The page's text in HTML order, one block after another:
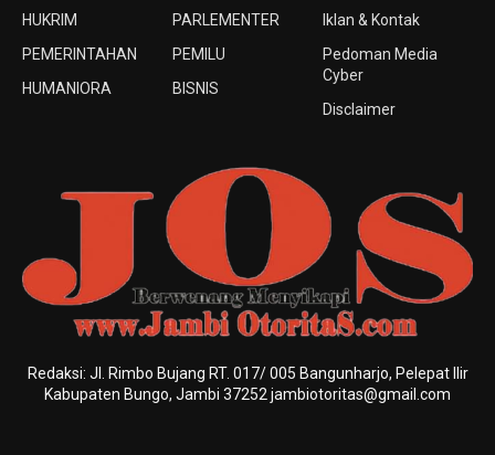
HUKRIM
PEMERINTAHAN
HUMANIORA
PARLEMENTER
PEMILU
BISNIS
Iklan & Kontak
Pedoman Media
Cyber
Disclaimer
Redaksi: Jl. Rimbo Bujang RT. 017/ 005 Bangunharjo, Pelepat Ilir
Kabupaten Bungo, Jambi 37252 jambiotoritas@gmail.com